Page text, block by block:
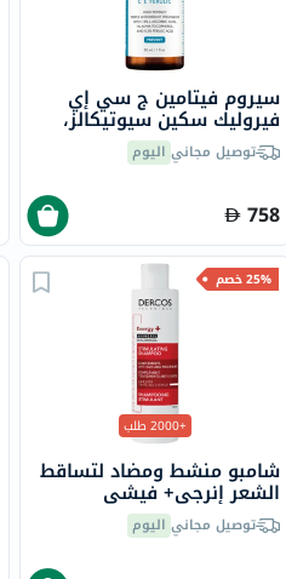
سيروم فيتامين ج سي إي
فيروليك سكين سيوتيكالز،
مضاد للشيخوخة - 30 مل
توصيل مجاني اليوم
758
25% خصم
+2000 طلب
شامبو منشط ومضاد لتساقط
الشعر إنرجي+ فيشي
ديركوس، 200 مل
توصيل مجاني اليوم